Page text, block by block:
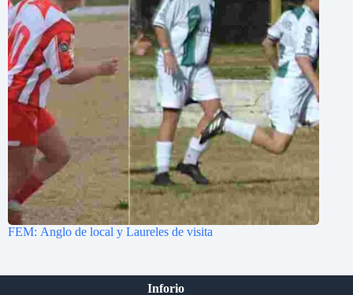
FEM: Anglo de local y Laureles de visita
Inforio